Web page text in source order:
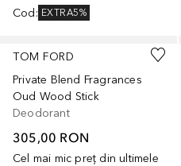
Cod : EXTRA5%
TOM FORD
Private Blend Fragrances
Oud Wood Stick
Deodorant
305,00 RON
Cel mai mic preț din ultimele